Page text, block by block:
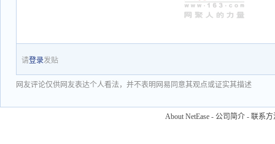
请登录发贴
网友评论仅供网友表达个人看法，并不表明网易同意其观点或证实其描述
About NetEase - 公司简介 - 联系方